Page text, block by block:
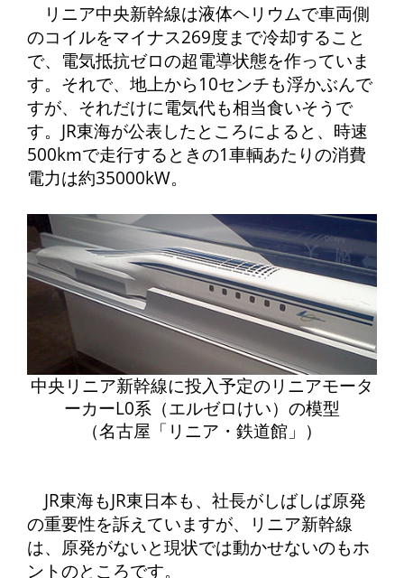
リニア中央新幹線は液体ヘリウムで車両側
のコイルをマイナス269度まで冷却すること
で、電気抵抗ゼロの超電導状態を作っていま
す。それで、地上から10センチも浮かぶんで
すが、それだけに電気代も相当食いそうで
す。JR東海が公表したところによると、時速
500kmで走行するときの1車輌あたりの消費
電力は約35000kW。
中央リニア新幹線に投入予定のリニアモータ
ーカーL0系（エルゼロけい）の模型
（名古屋「リニア・鉄道館」）
JR東海もJR東日本も、社長がしばしば原発
の重要性を訴えていますが、リニア新幹線
は、原発がないと現状では動かせないのもホ
ントのところです。